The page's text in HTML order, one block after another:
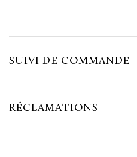
SUIVI DE COMMANDE
RÉCLAMATIONS